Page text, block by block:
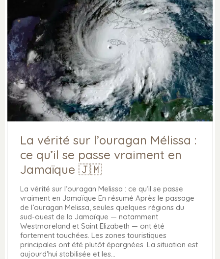
La vérité sur l’ouragan Mélissa :
ce qu’il se passe vraiment en
Jamaïque 🇯🇲
La vérité sur l’ouragan Melissa : ce qu’il se passe
vraiment en Jamaïque En résumé Après le passage
de l’ouragan Melissa, seules quelques régions du
sud-ouest de la Jamaïque — notamment
Westmoreland et Saint Elizabeth — ont été
fortement touchées. Les zones touristiques
principales ont été plutôt épargnées. La situation est
aujourd’hui stabilisée et les…